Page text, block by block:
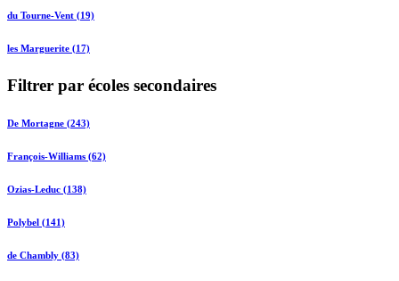
du Tourne-Vent (19)
les Marguerite (17)
Filtrer par écoles secondaires
De Mortagne (243)
François-Williams (62)
Ozias-Leduc (138)
Polybel (141)
de Chambly (83)